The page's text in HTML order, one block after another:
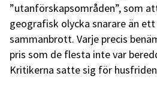
”utanförskapsområden”, som
geografisk olycka snarare än
sammanbrott. Varje precis
pris som de flesta inte var
Kritikerna satte sig för